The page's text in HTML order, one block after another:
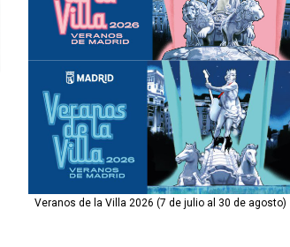
Veranos de la Villa 2026 (7 de julio al 30 de agosto)